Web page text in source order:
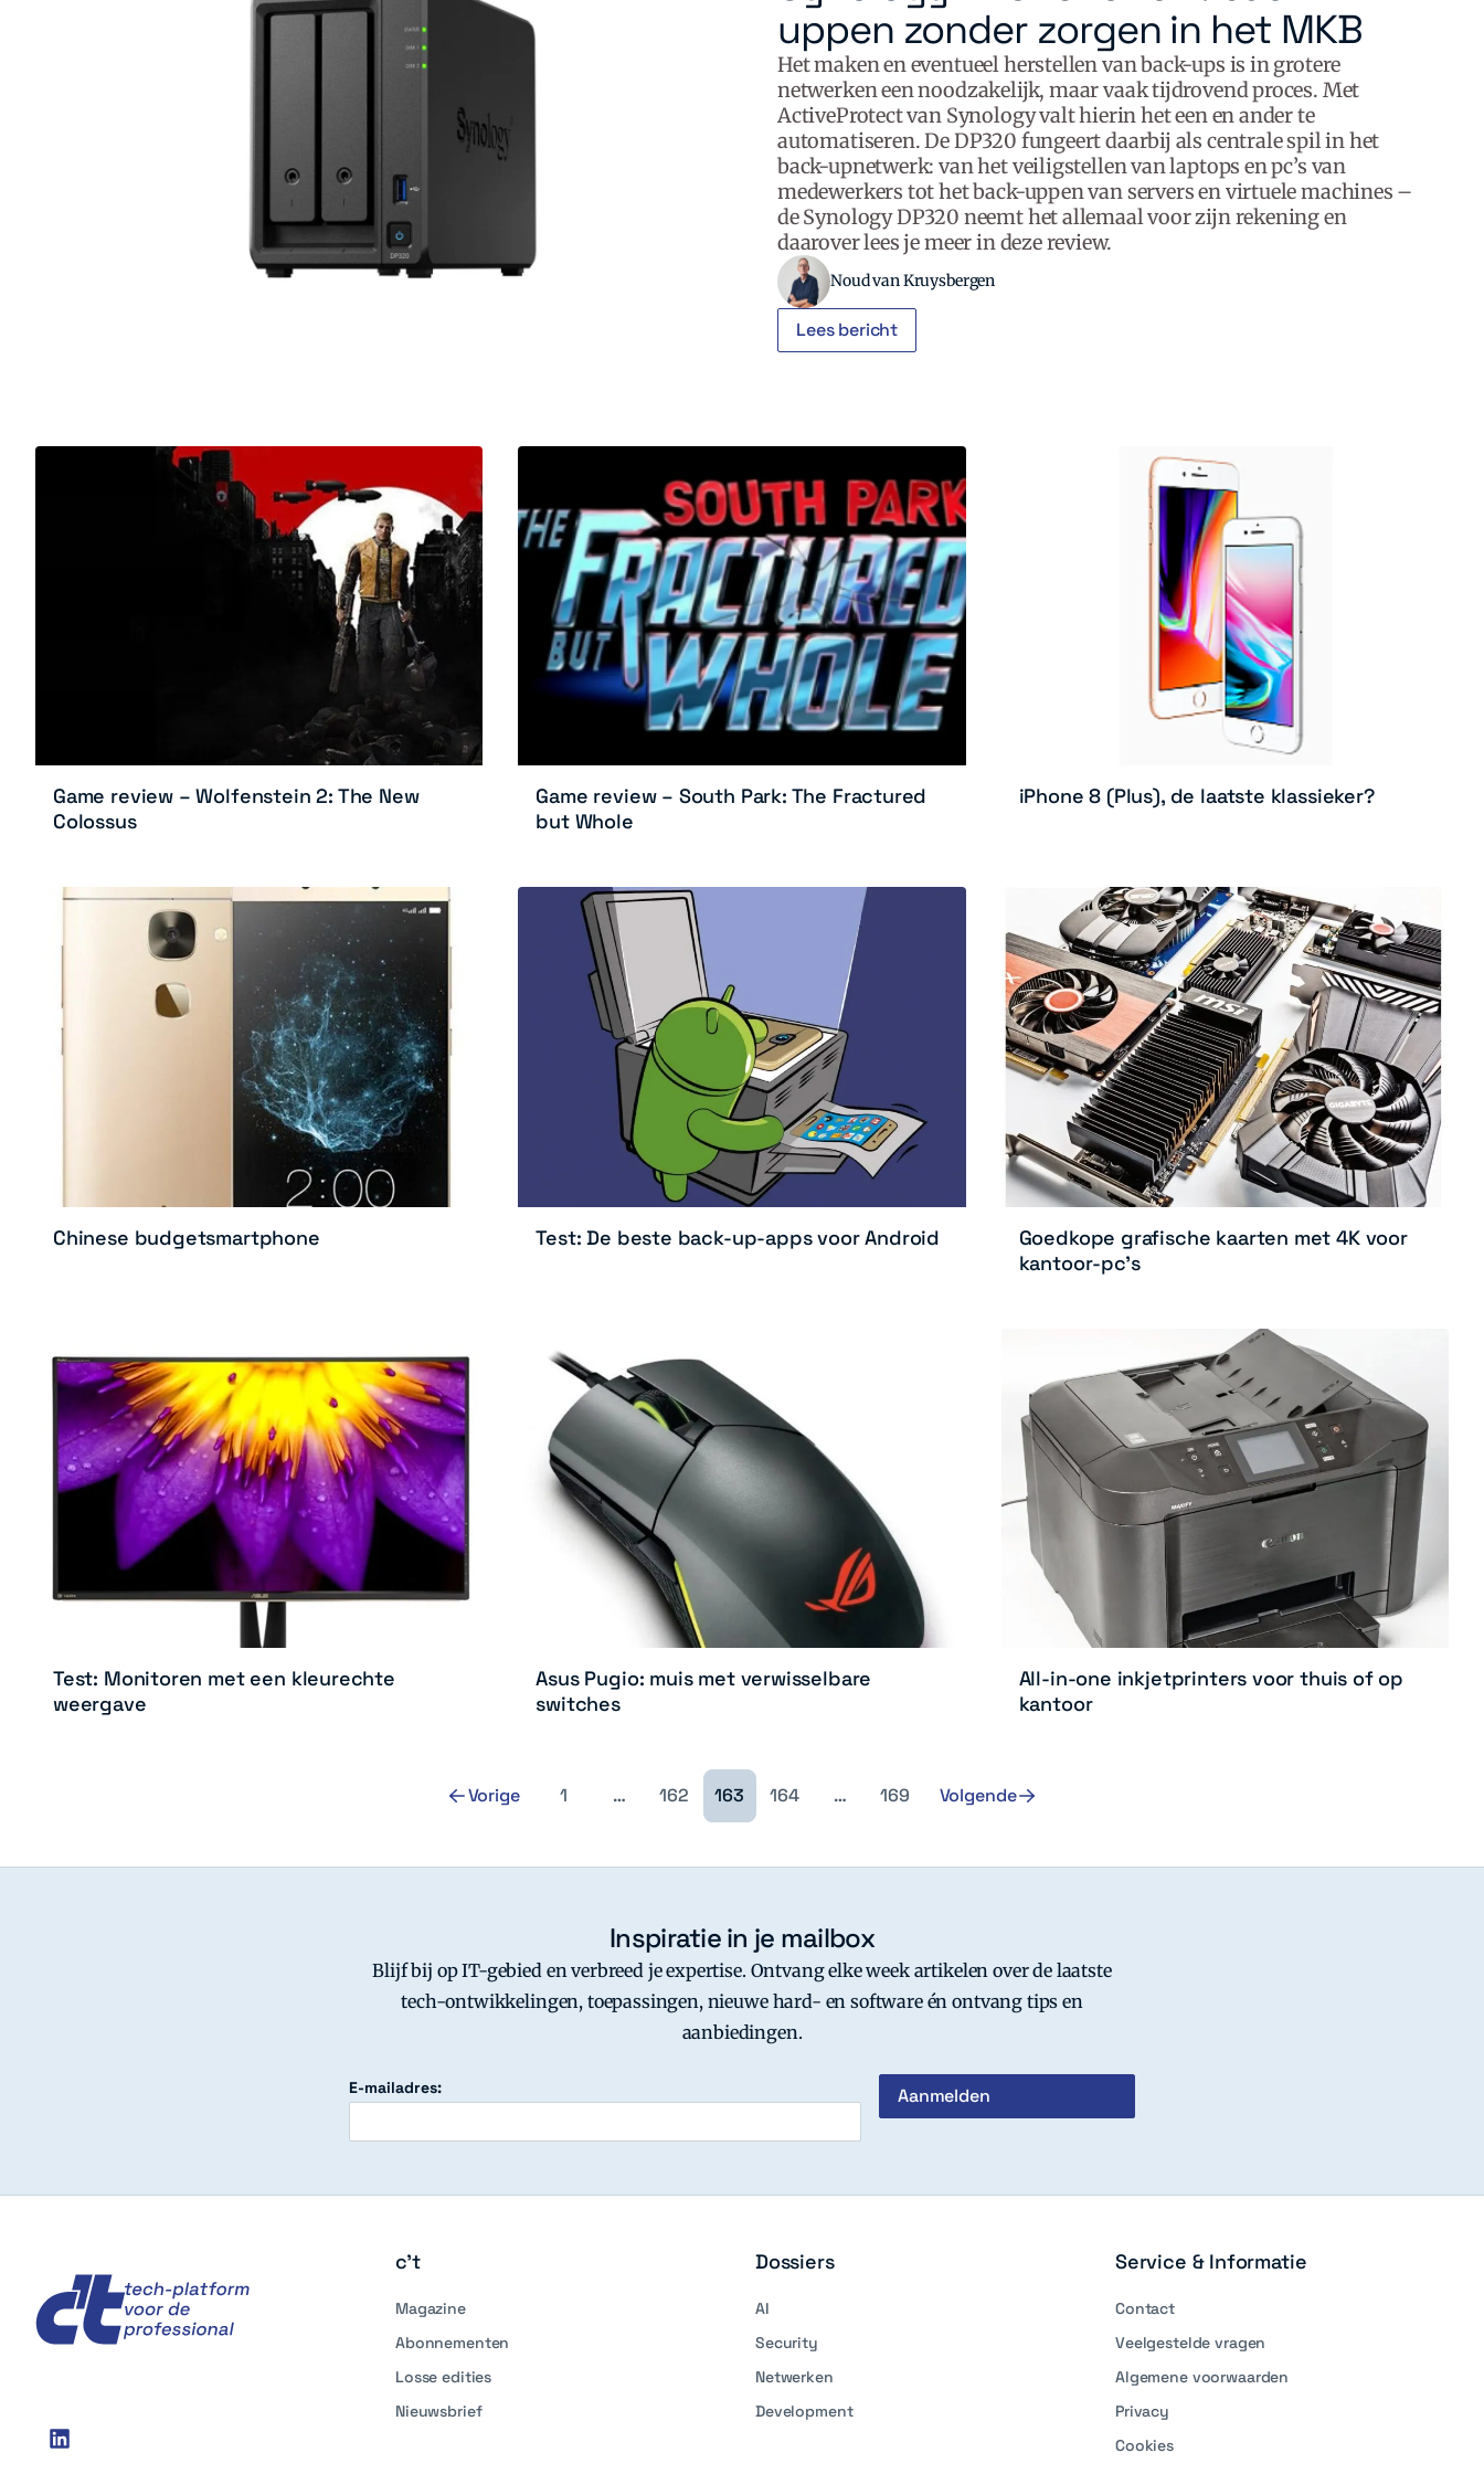
uppen zonder zorgen in het MKB
Het maken en eventueel herstellen van back-ups is in grotere
netwerken een noodzakelijk, maar vaak tijdrovend proces. Met
ActiveProtect van Synology valt hierin het een en ander te
automatiseren. De DP320 fungeert daarbij als centrale spil in het
back-upnetwerk: van het veiligstellen van laptops en pc’s van
medewerkers tot het back-uppen van servers en virtuele machines –
de Synology DP320 neemt het allemaal voor zijn rekening en
daarover lees je meer in deze review.
Noud van Kruysbergen
Lees bericht
Game review – Wolfenstein 2: The New
Colossus
Game review – South Park: The Fractured
but Whole
iPhone 8 (Plus), de laatste klassieker?
Chinese budgetsmartphone Test: De beste back-up-apps voor Android
Goedkope grafische kaarten met 4K voor
kantoor-pc’s
Test: Monitoren met een kleurechte
weergave
Asus Pugio: muis met verwisselbare
switches
All-in-one inkjetprinters voor thuis of op
kantoor
Vorige 1 … 162 163 164 … 169 Volgende
Inspiratie in je mailbox
Blijf bij op IT-gebied en verbreed je expertise. Ontvang elke week artikelen over de laatste
tech-ontwikkelingen, toepassingen, nieuwe hard- en software én ontvang tips en
aanbiedingen.
E-mailadres:
Social
linkedin
c't
Magazine
Abonnementen
Losse edities
Nieuwsbrief
Dossiers
AI
Security
Netwerken
Development
Service & Informatie
Contact
Veelgestelde vragen
Algemene voorwaarden
Privacy
Cookies